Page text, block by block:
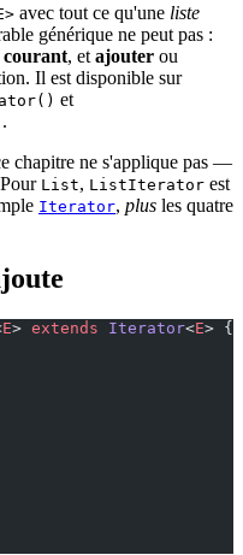
avec tout ce qu'une liste
générique ne peut pas :
courant, et ajouter ou
Il est disponible sur
et
.
chapitre ne s'applique pas —
List, ListIterator est
Iterator, plus les quatre
E> extends Iterator<E> {